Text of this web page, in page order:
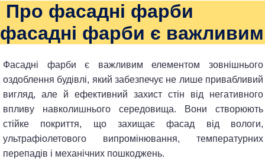
Про фасадні фарби
фасадні фарби є важливим
Фасадні фарби є важливим елементом зовнішнього
оздоблення будівлі, який забезпечує не лише привабливий
вигляд, але й ефективний захист стін від негативного
впливу навколишнього середовища. Вони створюють
стійке покриття, що захищає фасад від вологи,
ультрафіолетового випромінювання, температурних
перепадів і механічних пошкоджень.